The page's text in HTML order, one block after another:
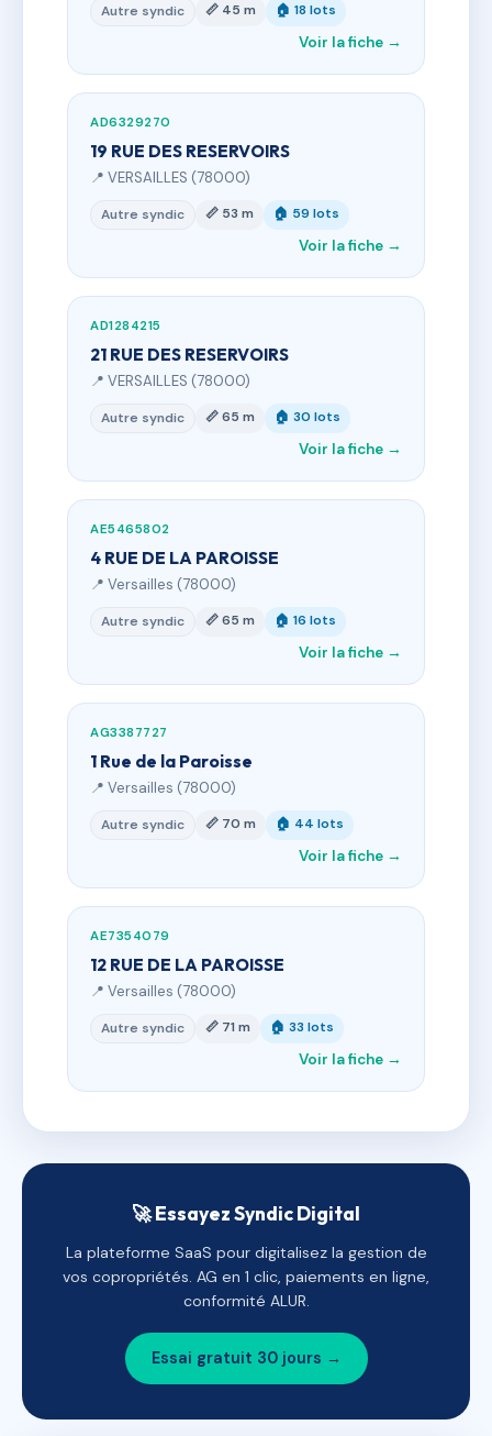
Autre syndic 📏 45 m 🏠 18 lots
Voir la fiche →
AD6329270
19 RUE DES RESERVOIRS
📍 VERSAILLES (78000)
Autre syndic 📏 53 m 🏠 59 lots
Voir la fiche →
AD1284215
21 RUE DES RESERVOIRS
📍 VERSAILLES (78000)
Autre syndic 📏 65 m 🏠 30 lots
Voir la fiche →
AE5465802
4 RUE DE LA PAROISSE
📍 Versailles (78000)
Autre syndic 📏 65 m 🏠 16 lots
Voir la fiche →
AG3387727
1 Rue de la Paroisse
📍 Versailles (78000)
Autre syndic 📏 70 m 🏠 44 lots
Voir la fiche →
AE7354079
12 RUE DE LA PAROISSE
📍 Versailles (78000)
Autre syndic 📏 71 m 🏠 33 lots
Voir la fiche →
🚀 Essayez Syndic Digital
La plateforme SaaS pour digitalisez la gestion de
vos copropriétés. AG en 1 clic, paiements en ligne,
conformité ALUR.
Essai gratuit 30 jours →